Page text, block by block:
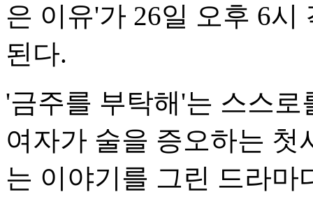
은 이유'가 26일 오후 6
된다.
'금주를 부탁해'는 스스
여자가 술을 증오하는
는 이야기를 그린 드라마